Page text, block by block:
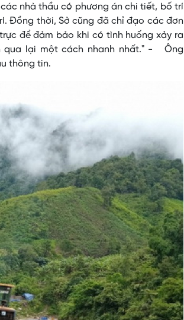
nhà thầu có phương án chi tiết, bố trí
Đồng thời, Sở cũng đã chỉ đạo các đơn
để đảm bảo khi có tình huống xảy ra
qua lại một cách nhanh nhất." - Ông
thông tin.